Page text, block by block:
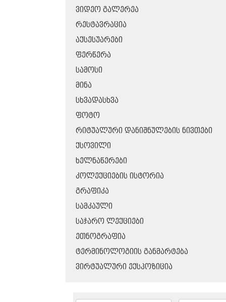
ᲕᲘᲓᲔᲝ ᲒᲐᲚᲔᲠᲔᲐ
ᲠᲔᲡᲢᲐᲕᲠᲐᲪᲘᲐ
ᲐᲥᲡᲔᲡᲣᲐᲠᲔᲑᲘ
ᲤᲔᲠᲬᲔᲠᲐ
ᲡᲐᲛᲝᲡᲘ
ᲛᲘᲜᲐ
ᲡᲮᲕᲐᲓᲐᲡᲮᲕᲐ
ᲤᲝᲢᲝ
ᲠᲘᲢᲣᲐᲚᲣᲠᲘ ᲓᲐᲜᲘᲨᲜᲣᲚᲔᲑᲘᲡ ᲜᲘᲕᲗᲔᲑᲘ
ᲥᲡᲝᲕᲘᲚᲘ
ᲮᲔᲚᲜᲐᲬᲔᲠᲔᲑᲘ
ᲙᲝᲚᲔᲥᲪᲘᲔᲑᲘᲡ ᲘᲡᲢᲝᲠᲘᲐ
ᲒᲠᲐᲤᲘᲙᲐ
ᲡᲐᲛᲙᲐᲣᲚᲘ
ᲡᲐᲯᲐᲠᲝ ᲚᲔᲥᲪᲘᲔᲑᲘ
ᲔᲗᲜᲝᲒᲠᲐᲤᲘᲐ
ᲢᲔᲠᲛᲘᲜᲝᲚᲝᲒᲘᲘᲡ ᲒᲐᲜᲛᲐᲠᲢᲔᲑᲐ
ᲕᲘᲠᲢᲣᲐᲚᲣᲠᲘ ᲔᲥᲡᲞᲝᲖᲘᲪᲘᲐ